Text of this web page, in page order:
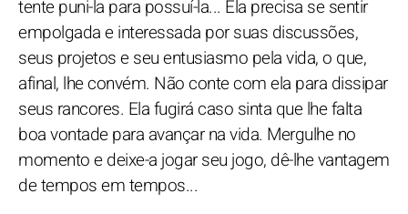
tente puni-la para possuí-la... Ela precisa se sentir
empolgada e interessada por suas discussões,
seus projetos e seu entusiasmo pela vida, o que,
afinal, lhe convém. Não conte com ela para dissipar
seus rancores. Ela fugirá caso sinta que lhe falta
boa vontade para avançar na vida. Mergulhe no
momento e deixe-a jogar seu jogo, dê-lhe vantagem
de tempos em tempos...